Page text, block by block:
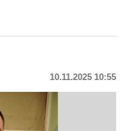
10.11.2025 10:55